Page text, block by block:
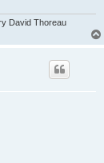
David Thoreau